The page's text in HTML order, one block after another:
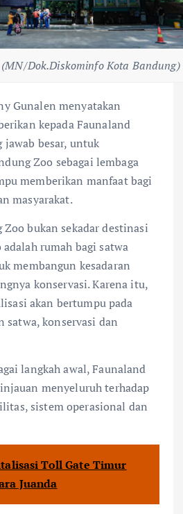
Dok.Diskominfo Kota Bandung)
Gunalen menyatakan
kepada Faunaland
jawab besar, untuk
Zoo sebagai lembaga
memberikan manfaat bagi
masyarakat.
Zoo bukan sekadar destinasi
rumah bagi satwa
membangun kesadaran
konservasi. Karena itu,
akan bertumpu pada
satwa, konservasi dan
langkah awal, Faunaland
menyeluruh terhadap
sistem operasional dan
Toll Gate Timur
Juanda